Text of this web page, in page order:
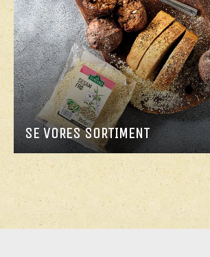
SE VORES SORTIMENT